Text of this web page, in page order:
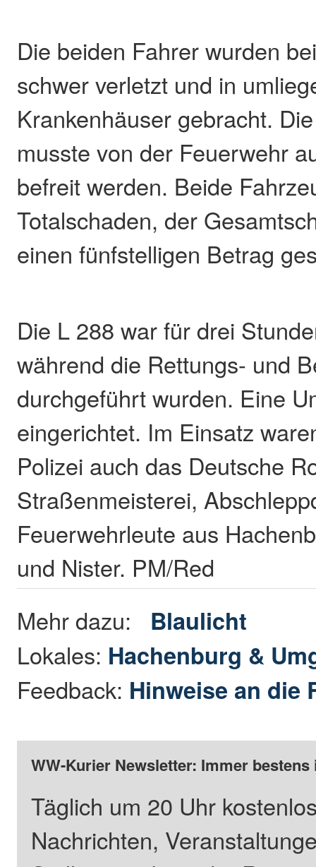
Die beiden Fahrer wurden
schwer verletzt und in
Krankenhäuser gebracht.
musste von der Feuerwehr
befreit werden. Beide
Totalschaden, der
einen fünfstelligen Betrag
Die L 288 war für drei
während die Rettungs- und
durchgeführt wurden. Eine
eingerichtet. Im Einsatz
Polizei auch das Deutsche
Straßenmeisterei,
Feuerwehrleute aus
und Nister. PM/Red
Mehr dazu: Blaulicht
Lokales: Hachenburg &
Feedback: Hinweise an die
WW-Kurier Newsletter: Immer
Täglich um 20 Uhr
Nachrichten,